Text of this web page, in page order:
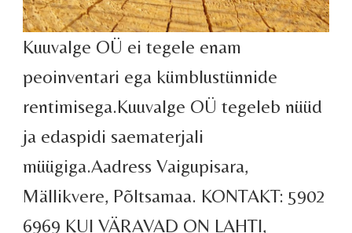
Kuuvalge OÜ ei tegele enam
peoinventari ega kümblustünnide
rentimisega.Kuuvalge OÜ tegeleb nüüd
ja edaspidi saematerjali
müügiga.Aadress Vaigupisara,
Mällikvere, Põltsamaa. KONTAKT: 5902
6969 KUI VÄRAVAD ON LAHTI,